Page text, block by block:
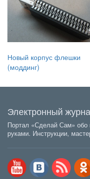
Новый корпус флешки
(моддинг)
Электронный
Портал «Сделай Сам»
руками. Инструкции,